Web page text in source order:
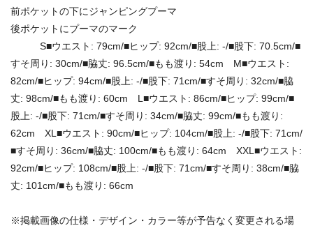
前ポケットの下にジャンピングプーマ
後ポケットにプーマのマーク
S■ウエスト: 79cm/■ヒップ: 92cm/■股上: -/■股下: 70.5cm/■
すそ周り: 30cm/■脇丈: 96.5cm/■もも渡り: 54cm M■ウエスト:
82cm/■ヒップ: 94cm/■股上: -/■股下: 71cm/■すそ周り: 32cm/■脇
丈: 98cm/■もも渡り: 60cm L■ウエスト: 86cm/■ヒップ: 99cm/■
股上: -/■股下: 71cm/■すそ周り: 34cm/■脇丈: 99cm/■もも渡り:
62cm XL■ウエスト: 90cm/■ヒップ: 104cm/■股上: -/■股下: 71cm/
■すそ周り: 36cm/■脇丈: 100cm/■もも渡り: 64cm XXL■ウエスト:
92cm/■ヒップ: 108cm/■股上: -/■股下: 71cm/■すそ周り: 38cm/■脇
丈: 101cm/■もも渡り: 66cm
※掲載画像の仕様・デザイン・カラー等が予告なく変更される場